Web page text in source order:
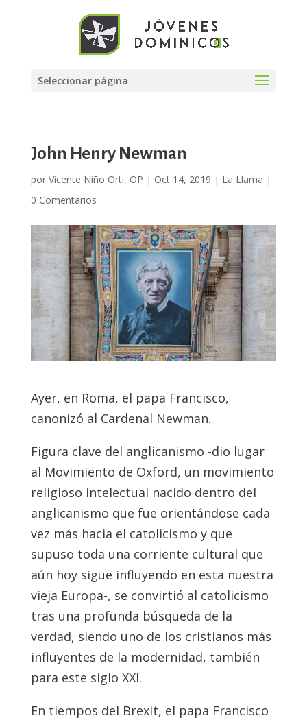
Seleccionar página
John Henry Newman
por Vicente Niño Orti, OP | Oct 14, 2019 | La Llama |
0 Comentarios
Ayer, en Roma, el papa Francisco,
canonizó al Cardenal Newman.
Figura clave del anglicanismo -dio lugar
al Movimiento de Oxford, un movimiento
religioso intelectual nacido dentro del
anglicanismo que fue orientándose cada
vez más hacia el catolicismo y que
supuso toda una corriente cultural que
aún hoy sigue influyendo en esta nuestra
vieja Europa-, se convirtió al catolicismo
tras una profunda búsqueda de la
verdad, siendo uno de los cristianos más
influyentes de la modernidad, también
para este siglo XXI.
En tiempos del Brexit, el papa Francisco